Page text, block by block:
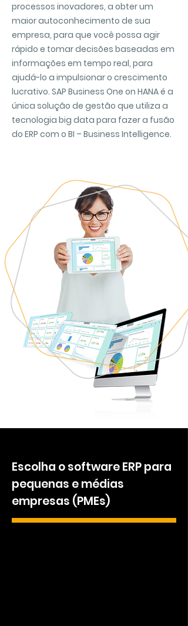
processos inovadores, a obter um
maior autoconhecimento de sua
empresa, para que você possa agir
rápido e tomar decisões baseadas em
informações em tempo real, para
ajudá-lo a impulsionar o crescimento
lucrativo. SAP Business One on HANA é a
única solução de gestão que utiliza a
tecnologia big data para fazer a fusão
do ERP com o BI – Business Intelligence.
Escolha o software ERP para
pequenas e médias
empresas (PMEs)